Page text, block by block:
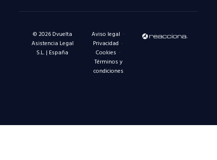
© 2026 Dvuelta
Asistencia Legal
S.L. | España
Aviso legal ·
Privacidad ·
Cookies ·
Términos y
condiciones